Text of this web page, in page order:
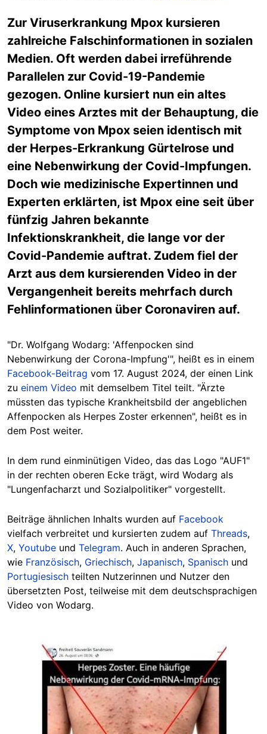
Zur Viruserkrankung Mpox kursieren
zahlreiche Falschinformationen in sozialen
Medien. Oft werden dabei irreführende
Parallelen zur Covid-19-Pandemie
gezogen. Online kursiert nun ein altes
Video eines Arztes mit der Behauptung, die
Symptome von Mpox seien identisch mit
der Herpes-Erkrankung Gürtelrose und
eine Nebenwirkung der Covid-Impfungen.
Doch wie medizinische Expertinnen und
Experten erklärten, ist Mpox eine seit über
fünfzig Jahren bekannte
Infektionskrankheit, die lange vor der
Covid-Pandemie auftrat. Zudem fiel der
Arzt aus dem kursierenden Video in der
Vergangenheit bereits mehrfach durch
Fehlinformationen über Coronaviren auf.
"Dr. Wolfgang Wodarg: 'Affenpocken sind
Nebenwirkung der Corona-Impfung'", heißt es in einem
Facebook-Beitrag vom 17. August 2024, der einen Link
zu einem Video mit demselbem Titel teilt. "Ärzte
müssten das typische Krankheitsbild der angeblichen
Affenpocken als Herpes Zoster erkennen", heißt es in
dem Post weiter.
In dem rund einminütigen Video, das das Logo "AUF1"
in der rechten oberen Ecke trägt, wird Wodarg als
"Lungenfacharzt und Sozialpolitiker" vorgestellt.
Beiträge ähnlichen Inhalts wurden auf Facebook
vielfach verbreitet und kursierten zudem auf Threads,
X, Youtube und Telegram. Auch in anderen Sprachen,
wie Französisch, Griechisch, Japanisch, Spanisch und
Portugiesisch teilten Nutzerinnen und Nutzer den
übersetzten Post, teilweise mit dem deutschsprachigen
Video von Wodarg.